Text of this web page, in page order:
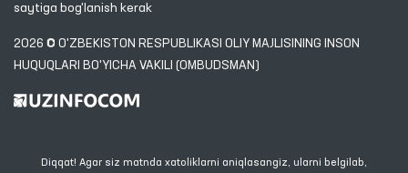
saytiga bog'lanish kerak
2026 © O'ZBEKISTON RESPUBLIKASI OLIY MAJLISINING INSON
HUQUQLARI BO'YICHA VAKILI (OMBUDSMAN)
Diqqat! Agar siz matnda xatoliklarni aniqlasangiz, ularni belgilab,